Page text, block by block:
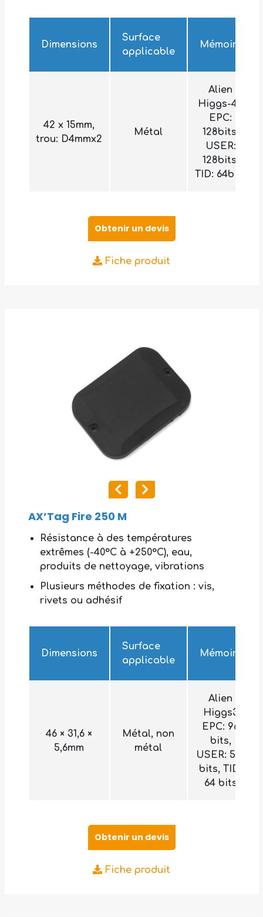
Dimensions
Surface
applicable
Mémoire
42 x 15mm,
trou: D4mmx2
Métal
Alien
Higgs-4 |
EPC:
128bits,
USER:
128bits,
TID: 64bits
Obtenir un devis
Fiche produit
AX’Tag Fire 250 M
Résistance à des températures
extrêmes (-40°C à +250°C), eau,
produits de nettoyage, vibrations
Plusieurs méthodes de fixation : vis,
rivets ou adhésif
Dimensions
Surface
applicable
Mémoire
46 × 31,6 ×
5,6mm
Métal, non
métal
Alien
Higgs3
EPC: 96
bits,
USER: 512
bits, TID:
64 bits
Obtenir un devis
Fiche produit